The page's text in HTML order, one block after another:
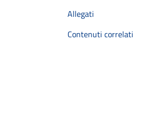
Allegati
Contenuti correlati